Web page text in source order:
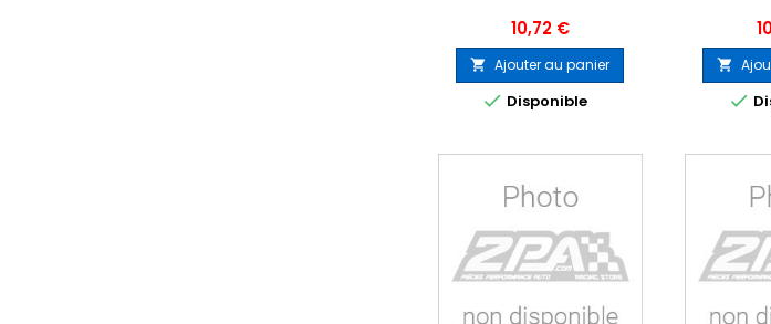
Prix
10,72 €
 Ajouter au panier
 Disponible

